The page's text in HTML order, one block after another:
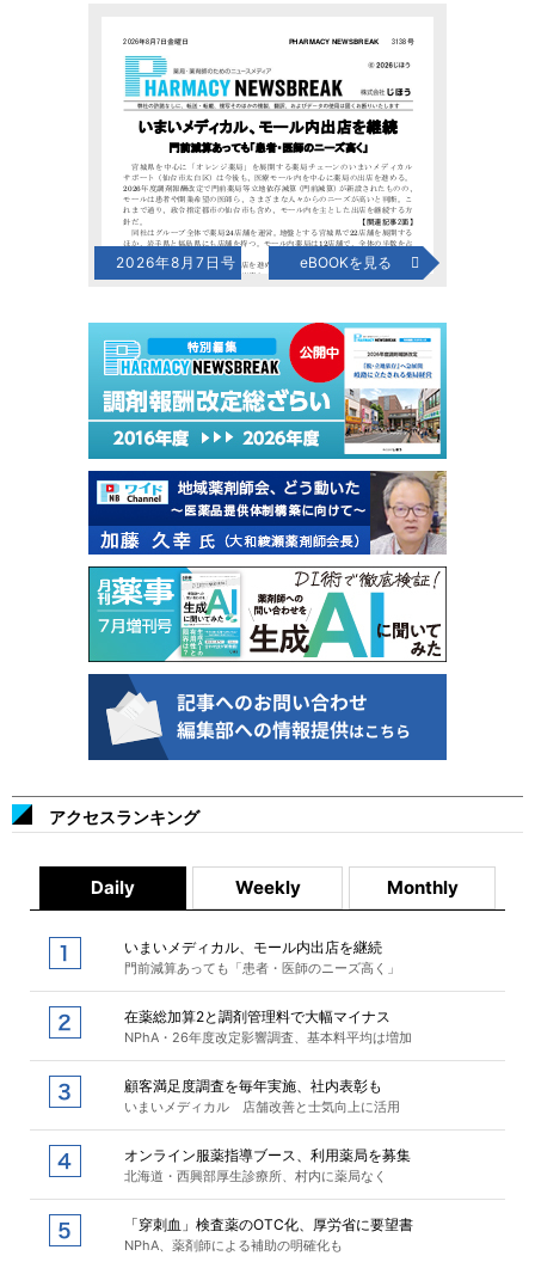
2026年8月7日号 eBOOKを見る
アクセスランキング
Daily Weekly Monthly
いまいメディカル、モール内出店を継続
門前減算あっても「患者・医師のニーズ高く」
在薬総加算2と調剤管理料で大幅マイナス
NPhA・26年度改定影響調査、基本料平均は増加
顧客満足度調査を毎年実施、社内表彰も
いまいメディカル 店舗改善と士気向上に活用
オンライン服薬指導ブース、利用薬局を募集
北海道・西興部厚生診療所、村内に薬局なく
「穿刺血」検査薬のOTC化、厚労省に要望書
NPhA、薬剤師による補助の明確化も